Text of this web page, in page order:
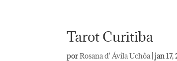
Tarot Curitiba
porRosana d' Ávila Uchôa|jan 17,